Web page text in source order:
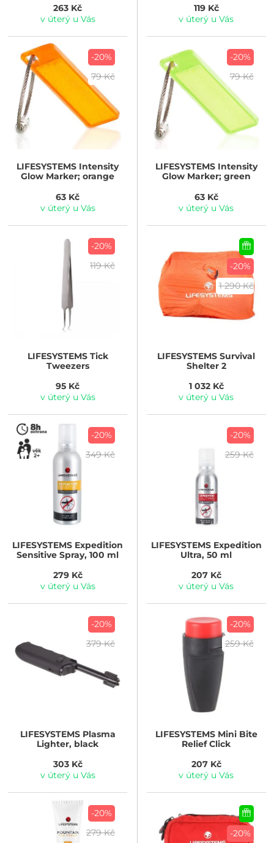
263 Kč
v úterý u Vás
119 Kč
v úterý u Vás
-20%
79 Kč
LIFESYSTEMS Intensity
Glow Marker; orange
63 Kč
v úterý u Vás
-20%
79 Kč
LIFESYSTEMSIntensity
Glow Marker; green
63 Kč
v úterý u Vás
-20%
119 Kč
LIFESYSTEMSTick
Tweezers
95 Kč
v úterý u Vás
-20%
1 290 Kč
LIFESYSTEMS Survival
Shelter 2
1 032 Kč
v úterý u Vás
-20%
349 Kč
LIFESYSTEMS Expedition
Sensitive Spray, 100 ml
279 Kč
v úterý u Vás
-20%
259 Kč
LIFESYSTEMSExpedition
Ultra, 50 ml
207 Kč
v úterý u Vás
-20%
379 Kč
LIFESYSTEMSPlasma
Lighter, black
303 Kč
v úterý u Vás
-20%
259 Kč
LIFESYSTEMSMini Bite
Relief Click
207 Kč
v úterý u Vás
-20%
279 Kč
-20%